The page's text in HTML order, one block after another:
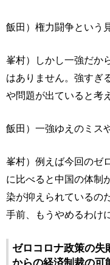
飯田）権力闘争という
峯村）しかし一強だか
はありません。強すぎ
や問題が出ていると考
飯田）一強ゆえのミス
峯村）例えば今回のゼ
に比べると中国の体制
染が抑えられているの
手前、もうやめるわけ
ゼロコロナ政策の失
からの経済制裁の